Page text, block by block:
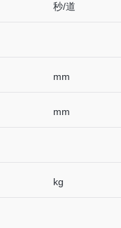
秒/道
mm
mm
kg